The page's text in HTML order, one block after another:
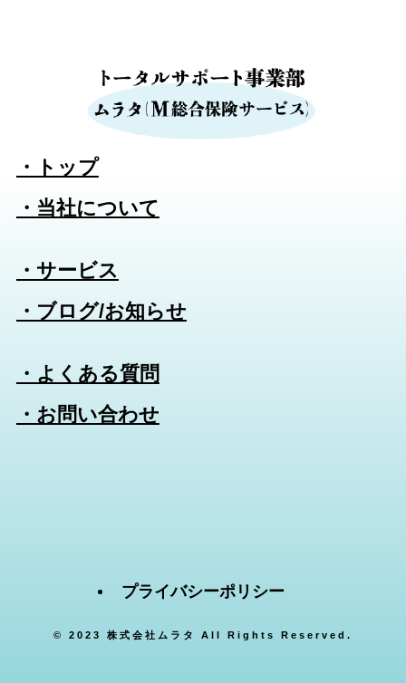
・トップ
・当社について
・サービス
・ブログ/お知らせ
・よくある質問
・お問い合わせ
プライバシーポリシー
© 2023 株式会社ムラタ All Rights Reserved.